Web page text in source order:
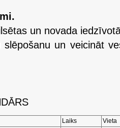
un novada
slēpošanu un veicināt
Laiks Vieta